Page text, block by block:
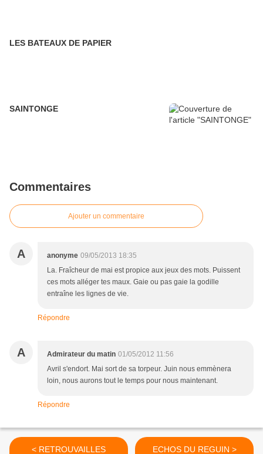
LES BATEAUX DE PAPIER
SAINTONGE
Commentaires
Ajouter un commentaire
A anonyme 09/05/2013 18:35
La. Fraîcheur de mai est propice aux jeux des mots. Puissent
ces mots alléger tes maux. Gaie ou pas gaie la godille
entraîne les lignes de vie.
Répondre
A Admirateur du matin 01/05/2012 11:56
Avril s'endort. Mai sort de sa torpeur. Juin nous emmènera
loin, nous aurons tout le temps pour nous maintenant.
Répondre
< RETROUVAILLES
ECHOS DU REGUIN >